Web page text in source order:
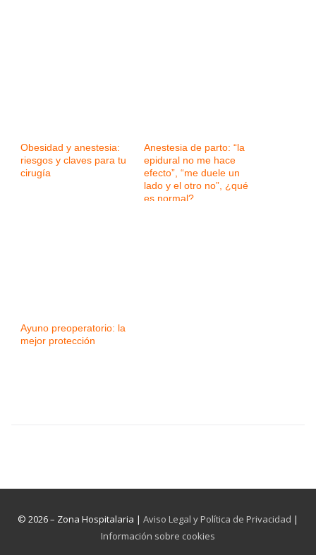
Obesidad y anestesia:
riesgos y claves para tu
cirugía
Anestesia de parto: “la
epidural no me hace
efecto”, “me duele un
lado y el otro no”, ¿qué
es normal?
Ayuno preoperatorio: la
mejor protección
© 2026 – Zona Hospitalaria | Aviso Legal y Política de Privacidad |
Información sobre cookies